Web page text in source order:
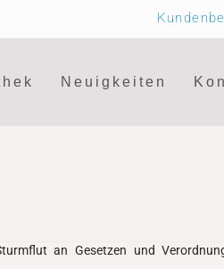
Neuigkeiten
an Gesetzen und